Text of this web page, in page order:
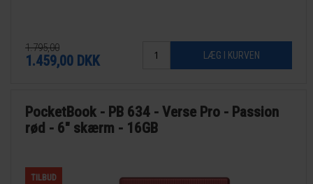
1.795,00
1.459,00 DKK
PocketBook - PB 634 - Verse Pro - Passion
rød - 6" skærm - 16GB
TILBUD